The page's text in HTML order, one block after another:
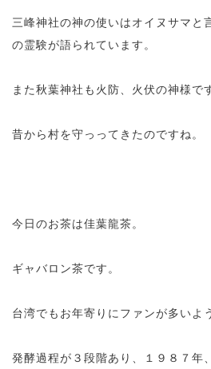
三峰神社の神の使いはオイヌサマと
の霊験が語られています。
また秋葉神社も火防、火伏の神様で
昔から村を守っってきたのですね。
今日のお茶は佳葉龍茶。
ギャバロン茶です。
台湾でもお年寄りにファンが多いよ
発酵過程が３段階あり、１９８７年